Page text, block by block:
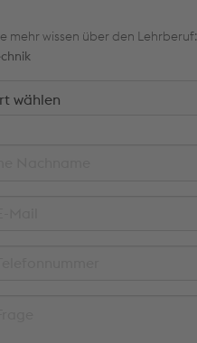
mehr wissen über den Lehrberuf: